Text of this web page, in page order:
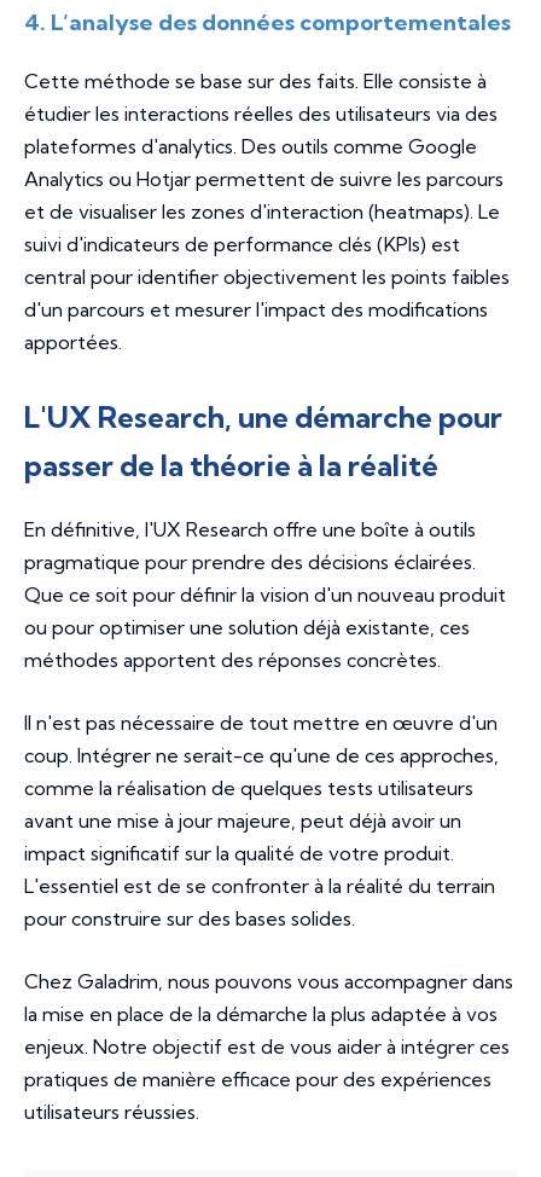
4. L’analyse des données comportementales
Cette méthode se base sur des faits. Elle consiste à
étudier les interactions réelles des utilisateurs via des
plateformes d'analytics . Des outils comme Google
Analytics ou Hotjar permettent de suivre les parcours
et de visualiser les zones d'interaction (heatmaps). Le
suivi d'indicateurs de performance clés (KPIs) est
central pour identifier objectivement les points faibles
d'un parcours et mesurer l'impact des modifications
apportées.
L'UX Research, une démarche pour
passer de la théorie à la réalité
En définitive, l'UX Research offre une boîte à outils
pragmatique pour prendre des décisions éclairées.
Que ce soit pour définir la vision d'un nouveau produit
ou pour optimiser une solution déjà existante, ces
méthodes apportent des réponses concrètes.
Il n'est pas nécessaire de tout mettre en œuvre d'un
coup. Intégrer ne serait-ce qu'une de ces approches,
comme la réalisation de quelques tests utilisateurs
avant une mise à jour majeure, peut déjà avoir un
impact significatif sur la qualité de votre produit.
L'essentiel est de se confronter à la réalité du terrain
pour construire sur des bases solides.
Chez Galadrim, nous pouvons vous accompagner dans
la mise en place de la démarche la plus adaptée à vos
enjeux. Notre objectif est de vous aider à intégrer ces
pratiques de manière efficace pour des expériences
utilisateurs réussies.